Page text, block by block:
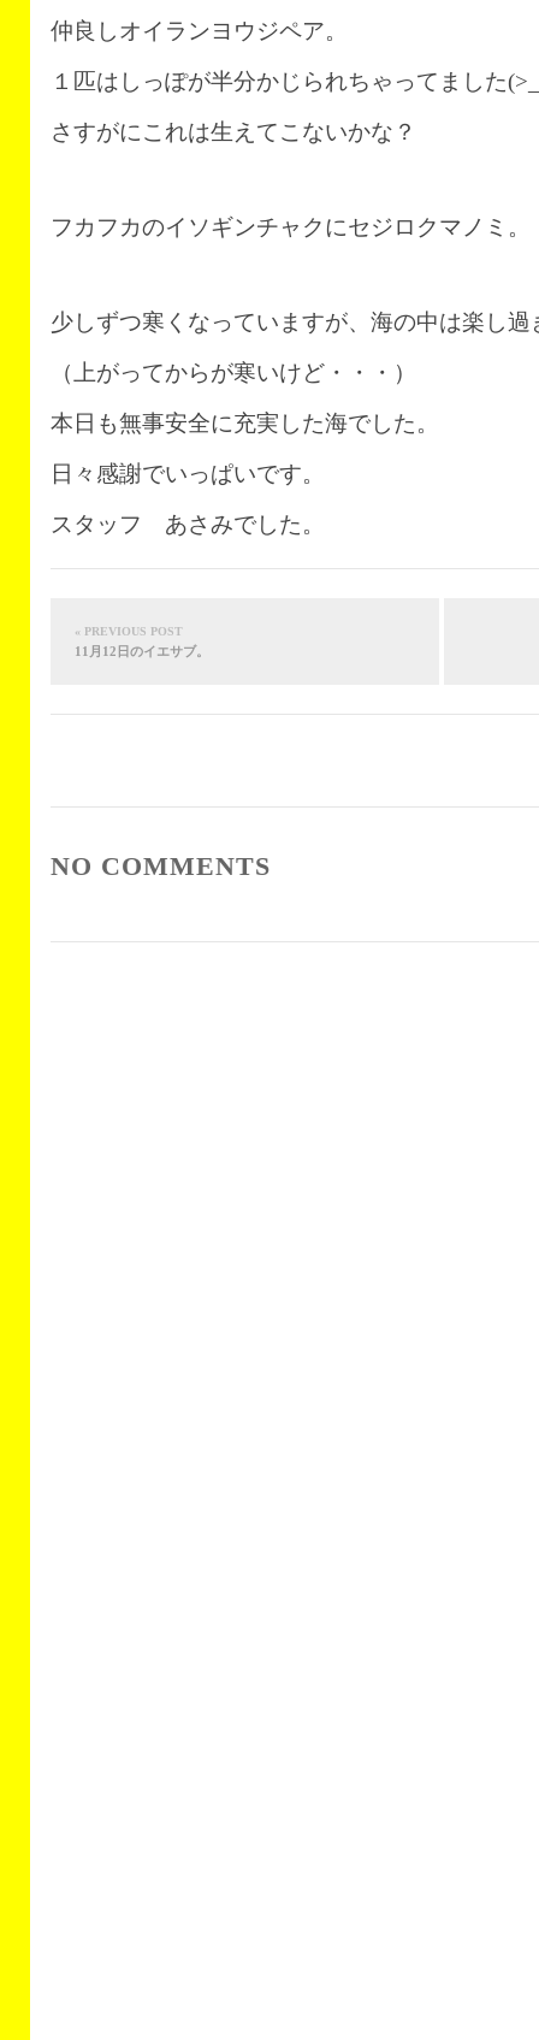
仲良しオイランヨウジペア。
１匹はしっぽが半分かじられちゃってました
さすがにこれは生えてこないかな？
フカフカのイソギンチャクにセジロクマノミ。
少しずつ寒くなっていますが、海の中は楽し
（上がってからが寒いけど・・・）
本日も無事安全に充実した海でした。
日々感謝でいっぱいです。
スタッフ あさみでした。
« PREVIOUS POST
11月12日のイエサブ。
NO COMMENTS